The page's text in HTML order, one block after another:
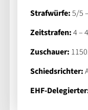
Strafwürfe:5/5
Zeitstrafen:4 –
Zuschauer:
Schiedsrichter:
EHF-